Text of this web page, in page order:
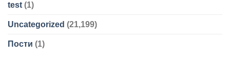
test (1)
Uncategorized (21,199)
Пости (1)